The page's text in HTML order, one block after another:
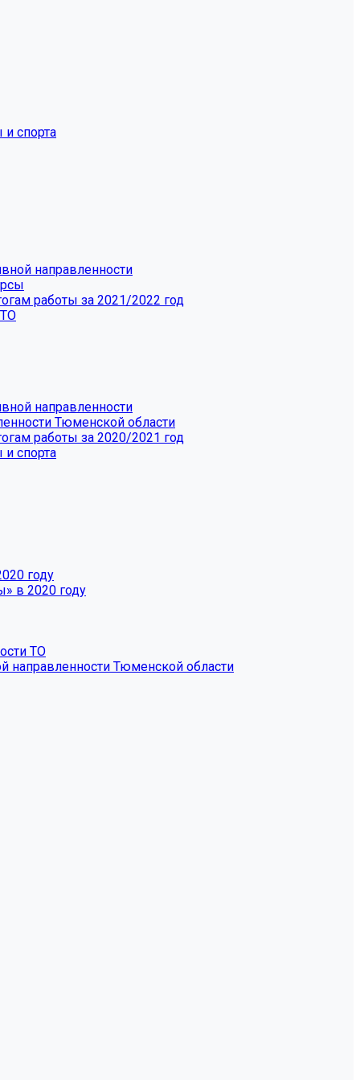
спорта
направленности
работы за 2021/2022 год
направленности
Тюменской области
работы за 2020/2021 год
спорта
году
в 2020 году
ТО
направленности Тюменской области